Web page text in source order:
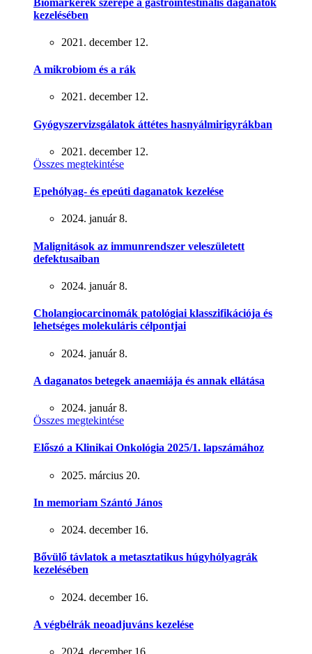
kezelésében
2021. december 12.
A mikrobiom és a rák
2021. december 12.
Gyógyszervizsgálatok áttétes hasnyálmirigyrákban
2021. december 12.
Összes megtekintése
Epehólyag- és epeúti daganatok kezelése
2024. január 8.
Malignitások az immunrendszer veleszületett
defektusaiban
2024. január 8.
Cholangiocarcinomák patológiai klasszifikációja és
lehetséges molekuláris célpontjai
2024. január 8.
A daganatos betegek anaemiája és annak ellátása
2024. január 8.
Összes megtekintése
Előszó a Klinikai Onkológia 2025/1. lapszámához
2025. március 20.
In memoriam Szántó János
2024. december 16.
Bővülő távlatok a metasztatikus húgyhólyagrák
kezelésében
2024. december 16.
A végbélrák neoadjuváns kezelése